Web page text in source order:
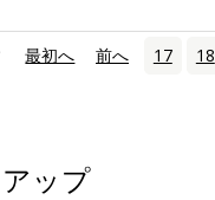
最初へ 前へ 17 18
ップ